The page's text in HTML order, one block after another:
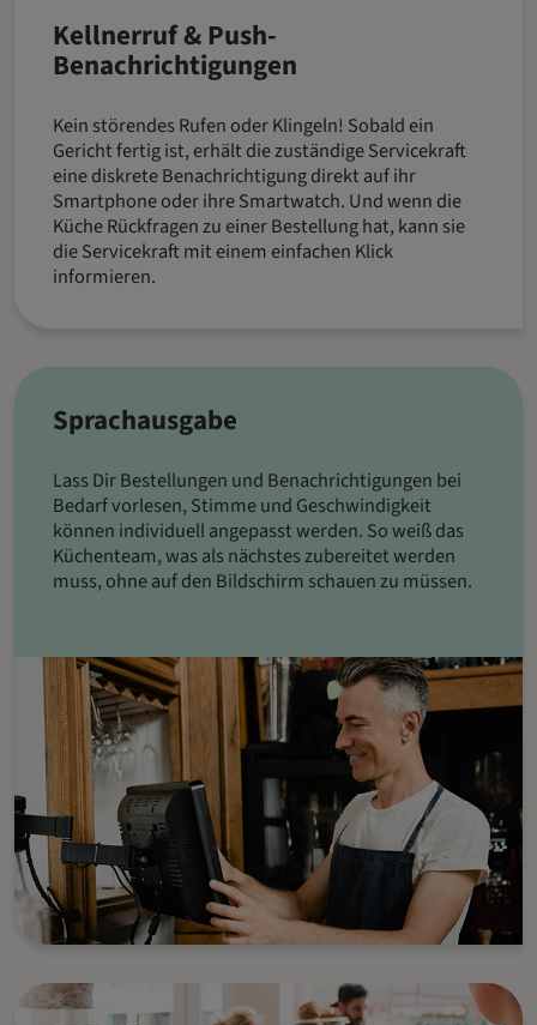
Kellnerruf & Push-
Benachrichtigungen
Kein störendes Rufen oder Klingeln! Sobald ein
Gericht fertig ist, erhält die zuständige Servicekraft
eine diskrete Benachrichtigung direkt auf ihr
Smartphone oder ihre Smartwatch. Und wenn die
Küche Rückfragen zu einer Bestellung hat, kann sie
die Servicekraft mit einem einfachen Klick
informieren.
Sprachausgabe
Lass Dir Bestellungen und Benachrichtigungen bei
Bedarf vorlesen, Stimme und Geschwindigkeit
können individuell angepasst werden. So weiß das
Küchenteam, was als nächstes zubereitet werden
muss, ohne auf den Bildschirm schauen zu müssen.